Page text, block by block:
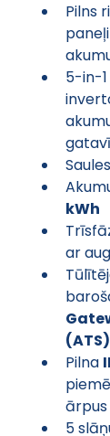
Pilns
5-in-
kWh
ar
(ATS)
Pilna
5